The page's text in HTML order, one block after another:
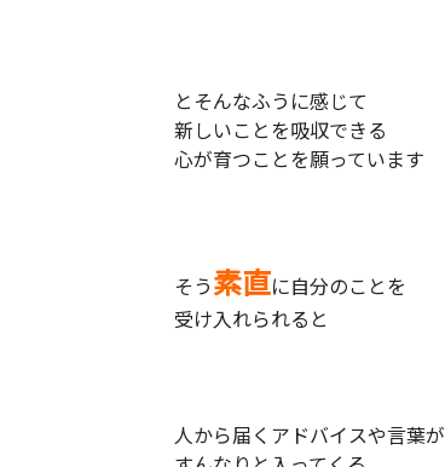
とそんなふうに感じて
新しいことを吸収できる
心が育つことを願っています
そう素直に自分のことを
受け入れられると
人から届くアドバイスや言葉が